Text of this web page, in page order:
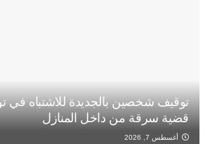
توقيف شخصين بالجديدة للاشتباه في
قضية سرقة من داخل المنازل
أغسطس 7, 2026